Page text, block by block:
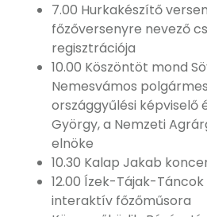
7.00 Hurkakészítő
főzőversenyre nevező
regisztrációja
10.00 Köszöntöt mond
Nemesvámos
országgyűlési képviselő
György, a Nemzeti
elnöke
10.30 Kalap Jakab
12.00 Ízek-Tájak-Táncok
interaktív főzőműsora